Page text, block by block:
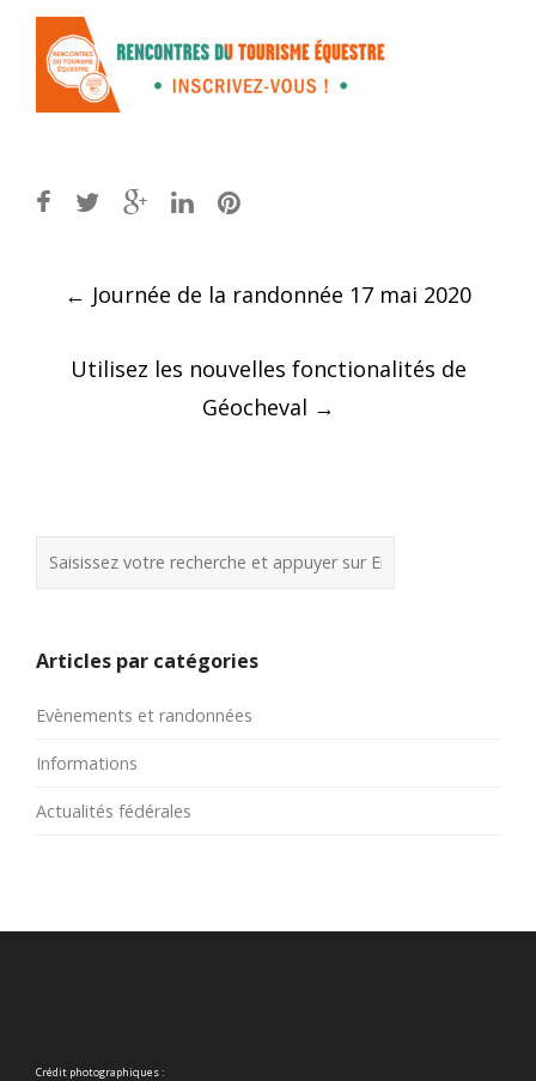
Post
navigation
← Journée de la randonnée 17 mai 2020
Utilisez les nouvelles fonctionalités de
Géocheval →
Articles par catégories
Evènements et randonnées
Informations
Actualités fédérales
Crédit photographiques :